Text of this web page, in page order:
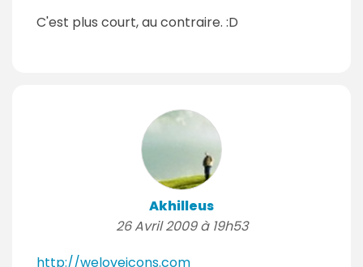
C'est plus court, au contraire. :D
Akhilleus
26 Avril 2009 à 19h53
http://weloveicons.com